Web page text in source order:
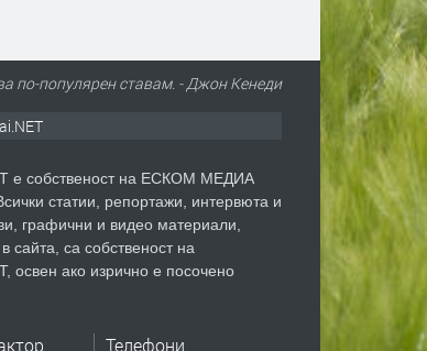
по-популярен ставам. - Джон Кенеди
е собственост на ЕСКОМ МЕДИА
статии, репортажи, интервюта и
графични и видео материали,
сайта, са собственост на
освен ако изрично е посочено
Телефони